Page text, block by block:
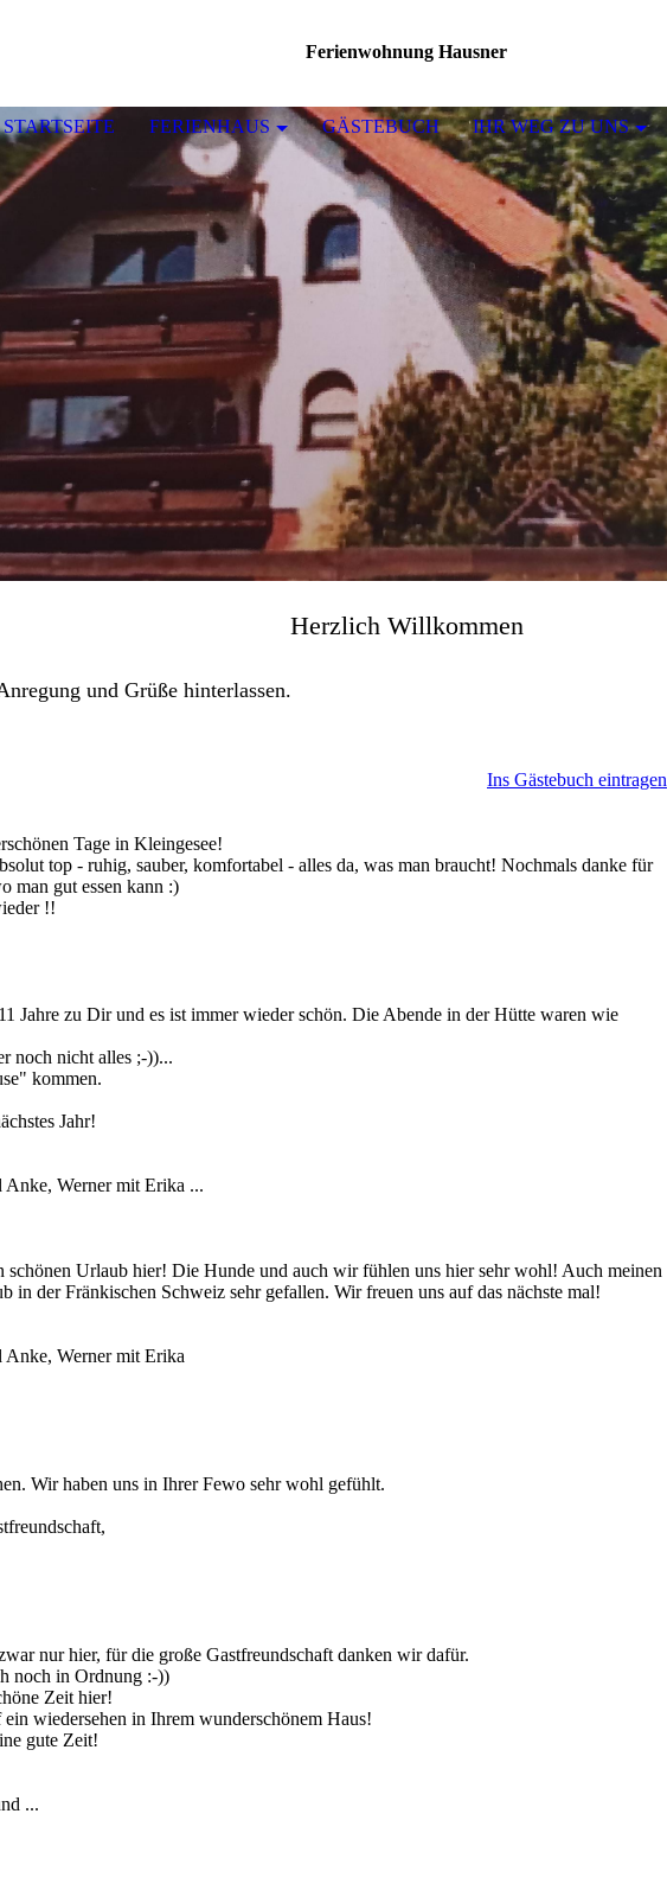
Ferienwohnung Hausner
STARTSEITE FERIENHAUS GÄSTEBUCH IHR WEG ZU UNS
Herzlich Willkommen
und Grüße hinterlassen.
Ins Gästebuch eintragen
Tage in Kleingesee!
top - ruhig, sauber, komfortabel - alles da, was man braucht! Nochmals danke für
man gut essen kann :)
!!
Jahre zu Dir und es ist immer wieder schön. Die Abende in der Hütte waren wie
noch nicht alles ;-))...
kommen.
Jahr!
Werner mit Erika ...
schönen Urlaub hier! Die Hunde und auch wir fühlen uns hier sehr wohl! Auch meinen
in der Fränkischen Schweiz sehr gefallen. Wir freuen uns auf das nächste mal!
Werner mit Erika
Wir haben uns in Ihrer Fewo sehr wohl gefühlt.
nur hier, für die große Gastfreundschaft danken wir dafür.
noch in Ordnung :-))
Zeit hier!
wiedersehen in Ihrem wunderschönem Haus!
gute Zeit!
...